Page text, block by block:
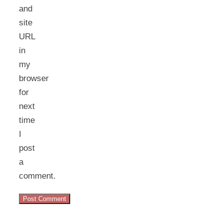
and
site
URL
in
my
browser
for
next
time
I
post
a
comment.